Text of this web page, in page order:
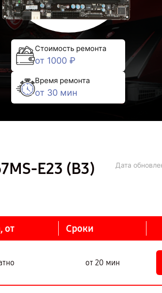
Стоимость ремонта
от 1000 ₽
Время ремонта
от 30 мин
E23 (B3)
Дата
от Сроки
от 20 мин